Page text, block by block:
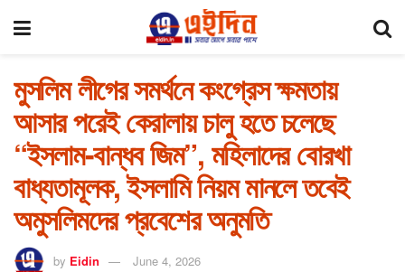
মুসলিম লীগের সমর্থনে কংগ্রেস ক্ষমতায়
আসার পরেই কেরালায় চালু হতে চলেছে
“ইসলাম-বান্ধব জিম”, মহিলাদের বোরখা
বাধ্যতামূলক, ইসলামি নিয়ম মানলে তবেই
অমুসলিমদের প্রবেশের অনুমতি
by Eidin June 4, 2026